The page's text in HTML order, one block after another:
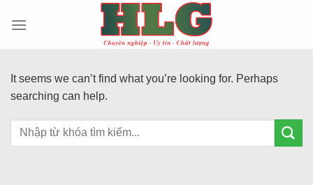
It seems we can’t find what you’re looking for. Perhaps
searching can help.